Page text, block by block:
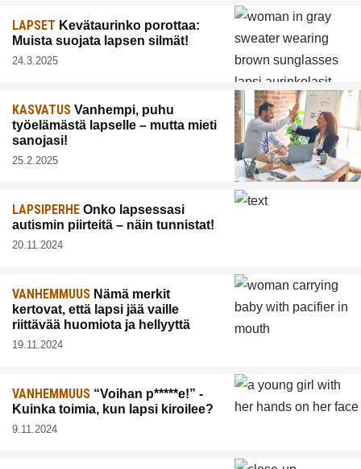
LAPSET Kevätaurinko porottaa:
Muista suojata lapsen silmät!
24.3.2025
KASVATUS Vanhempi, puhu
työelämästä lapselle – mutta mieti
sanojasi!
25.2.2025
LAPSIPERHE Onko lapsessasi
autismin piirteitä – näin tunnistat!
20.11.2024
VANHEMMUUS Nämä merkit
kertovat, että lapsi jää vaille
riittävää huomiota ja hellyyttä
19.11.2024
VANHEMMUUS “Voihan p*****e!” -
Kuinka toimia, kun lapsi kiroilee?
9.11.2024